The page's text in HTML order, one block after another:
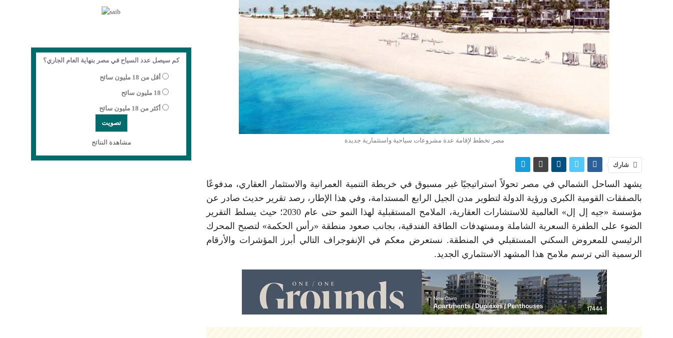
مصر تخطط لإقامة عدة مشروعات سياحية واستثمارية جديدة
شارك
يشهد الساحل الشمالي في مصر تحولاً استراتيجيًا غير مسبوق في خريطة التنمية العمرانية والاستثمار العقاري، مدفوعًا
بالصفقات القومية الكبرى ورؤية الدولة لتطوير مدن الجيل الرابع المستدامة، وفي هذا الإطار، رصد تقرير حديث صادر عن
مؤسسة «جيه إل إل» العالمية للاستشارات العقارية، الملامح المستقبلية لهذا النمو حتى عام 2030؛ حيث يسلط التقرير
الضوء على الطفرة السعرية الشاملة ومستهدفات الطاقة الفندقية، بجانب صعود منطقة «رأس الحكمة» لتصبح المحرك
الرئيسي للمعروض السكني المستقبلي في المنطقة. نستعرض معكم في الإنفوجراف التالي أبرز المؤشرات والأرقام
الرسمية التي ترسم ملامح هذا المشهد الاستثماري الجديد.
كم سيصل عدد السياح في مصر بنهاية العام الجاري؟
أقل من 18 مليون سائح
18 مليون سائح
أكثر من 18 مليون سائح
مشاهدة النتائج